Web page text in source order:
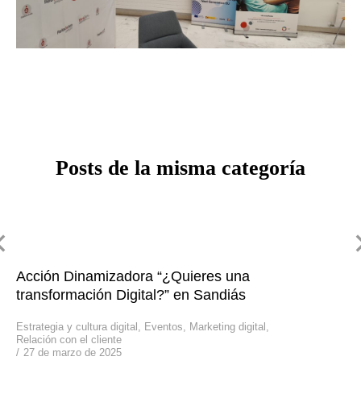
Posts de la misma categoría
Acción Dinamizadora “¿Quieres una
transformación Digital?” en Sandiás
Estrategia y cultura digital , Eventos, Marketing digital ,
Relación con el cliente
27 de marzo de 2025